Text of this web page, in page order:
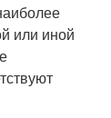
или иной